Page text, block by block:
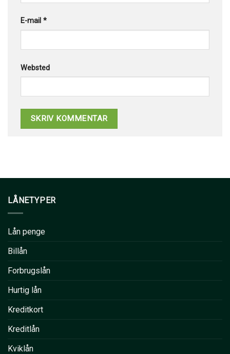
E-mail *
Websted
LÅNETYPER
Lån penge
Billån
Forbrugslån
Hurtig lån
Kreditkort
Kreditlån
Kviklån